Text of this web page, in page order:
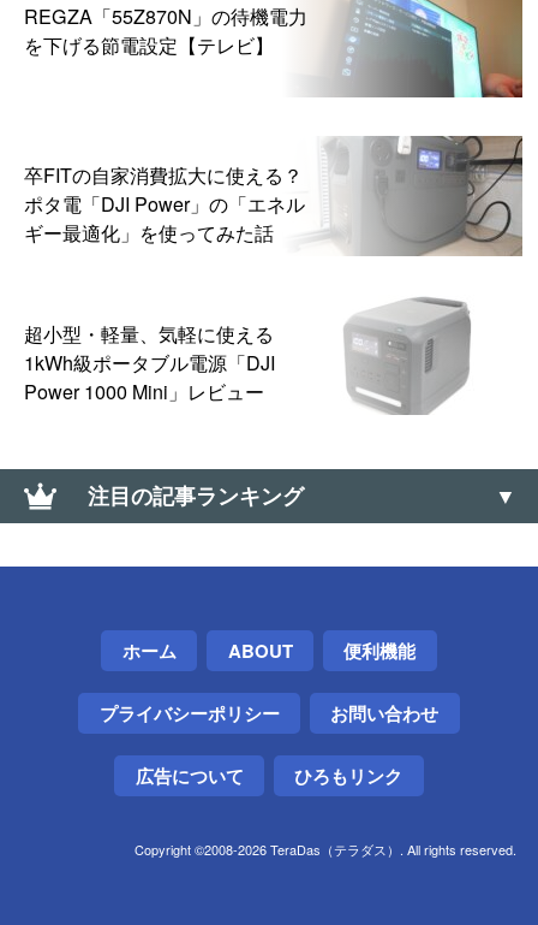
REGZA「55Z870N」の待機電力
を下げる節電設定【テレビ】
卒FITの自家消費拡大に使える？
ポタ電「DJI Power」の「エネル
ギー最適化」を使ってみた話
超小型・軽量、気軽に使える
1kWh級ポータブル電源「DJI
Power 1000 Mini」レビュー
注目の記事ランキング
あきらめない！「すだれ」をクリップで網戸に掛け
る方法
【0570】高額な「ナビダイヤル」に安く電話を掛け
「12人の少年が13人になっちゃう画像」のトリック
ホーム ABOUT 便利機能
プライバシーポリシー お問い合わせ
広告について ひろもリンク
Copyright ©2008-2026 TeraDas（テラダス）. All rights reserved.